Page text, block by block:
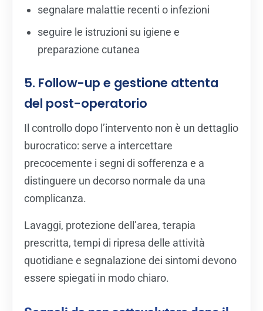
segnalare malattie recenti o infezioni
seguire le istruzioni su igiene e
preparazione cutanea
5. Follow-up e gestione attenta
del post-operatorio
Il controllo dopo l’intervento non è un dettaglio
burocratico: serve a intercettare
precocemente i segni di sofferenza e a
distinguere un decorso normale da una
complicanza.
Lavaggi, protezione dell’area, terapia
prescritta, tempi di ripresa delle attività
quotidiane e segnalazione dei sintomi devono
essere spiegati in modo chiaro.